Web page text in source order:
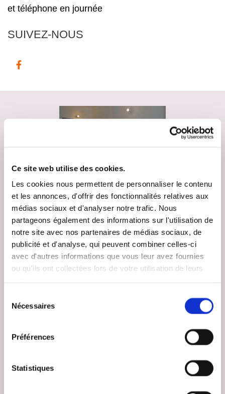
Ce site web utilise des cookies.
Les cookies nous permettent de personnaliser le contenu
et les annonces, d'offrir des fonctionnalités relatives aux
médias sociaux et d'analyser notre trafic. Nous
partageons également des informations sur l'utilisation de
notre site avec nos partenaires de médias sociaux, de
publicité et d'analyse, qui peuvent combiner celles-ci
avec d'autres informations que vous leur avez fournies
ou qu'ils ont collectées lors de votre utilisation de leurs
Nécessaires
Préférences
Statistiques
et téléphone en journée
SUIVEZ-NOUS
L’ENTREPRISE
Je me déplace à votre domicile afin d’évaluer
ensemble vos besoins. Le devis est rapide et gratuit.
EN SAVOIR